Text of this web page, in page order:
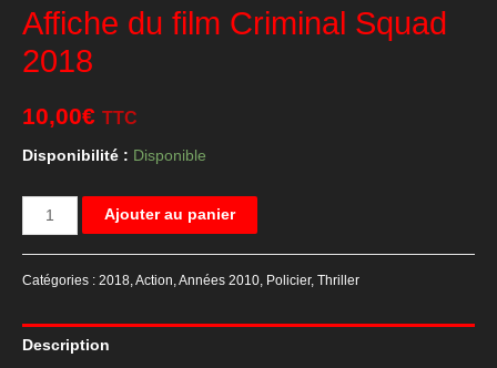
Affiche du film Criminal Squad
2018
10,00€ TTC
Disponibilité : Disponible
quantité
de
film
Criminal
Ajouter au panier
Catégories : 2018,Action,Années 2010, Policier, Thriller
Description